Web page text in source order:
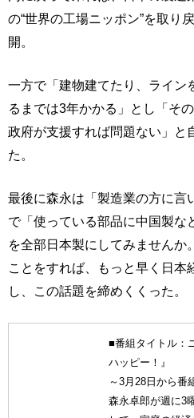
の“世界の工場ニッポン”を取り
開。
一方で「建物建てたり、ライン
るまでは3年かかる」とし「そ
政府が支援すれば問題ない」と
た。
最後に森永は「製造業の方に言
で「使っている部品に中国製な
を全部日本製にしてみませんか
ことをすれば、もっと早く日本
し、この話題を締めくくった。
■番組タイトル：
ハッピー！』
～3月28日から番
森永卓郎が週に3